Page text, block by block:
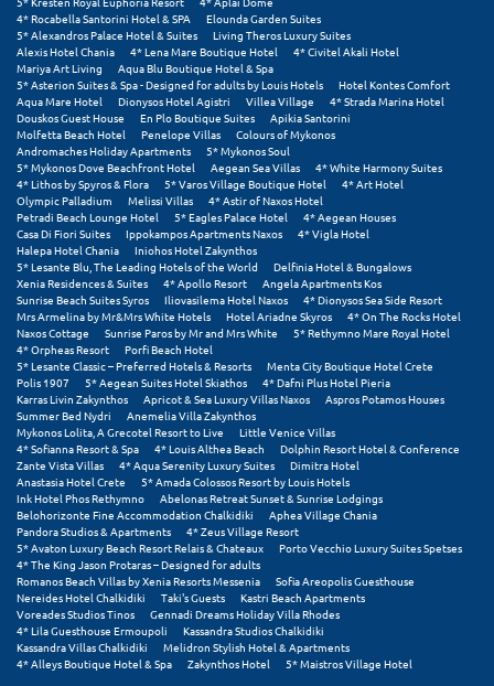
Μουζάκι
Μπαλί Κρήτης
Μπάνσκο
Μπούκα Μεσσηνίας
Μύκονος
Μυστράς
Μυτιλήνη
Ν
Νάξος
Νάουσα
Ναυπακτία
Ναύπλιο
Νέα Μάκρη
Νέα Στύρα Εύβοιας
Νέοι Πόροι Πιερίας
4* Rocabella Santorini Hotel & SPA
Elounda Garden Suites
5* Alexandros Palace Hotel & Suites
Living Theros Luxury Suites
Alexis Hotel Chania
4* Lena Mare Boutique Hotel
4* Civitel Akali Hotel
Mariya Art Living
Aqua Blu Boutique Hotel & Spa
5* Asterion Suites & Spa - Designed for adults by Louis Hotels
Hotel Kontes Comfort
Aqua Mare Hotel
Dionysos Hotel Agistri Villea Village
4* Strada Marina Hotel
Douskos Guest House
En Plo Boutique Suites
Apikia Santorini
Molfetta Beach Hotel
Penelope Villas
Colours of Mykonos
Andromaches Holiday Apartments
5* Mykonos Soul
5* Mykonos Dove Beachfront Hotel
Aegean Sea Villas
4* White Harmony Suites
4* Lithos by Spyros & Flora
5* Varos Village Boutique Hotel
4* Art Hotel
Olympic Palladium
Melissi Villas
4* Astir of Naxos Hotel
Petradi Beach Lounge Hotel
5* Eagles Palace Hotel
4* Aegean Houses
Casa Di Fiori Suites
Ippokampos Apartments Naxos
4* Vigla Hotel
Halepa Hotel Chania
Iniohos Hotel Zakynthos
5* Lesante Blu, The Leading Hotels of the World
Delfinia Hotel & Bungalows
Xenia Residences & Suites
4* Apollo Resort
Angela Apartments Kos
Sunrise Beach Suites Syros
Iliovasilema Hotel Naxos
4* Dionysos Sea Side Resort
Mrs Armelina by Mr&Mrs White Hotels
Hotel Ariadne Skyros
4* On The Rocks Hotel
Naxos Cottage
Sunrise Paros by Mr and Mrs White
5* Rethymno Mare Royal Hotel
4* Orpheas Resort
Porfi Beach Hotel
5* Lesante Classic – Preferred Hotels & Resorts
Menta City Boutique Hotel Crete
Polis 1907
5* Aegean Suites Hotel Skiathos
4* Dafni Plus Hotel Pieria
Karras Livin Zakynthos
Apricot & Sea Luxury Villas Naxos
Aspros Potamos Houses
Summer Bed Nydri
Anemelia Villa Zakynthos
Mykonos Lolita, A Grecotel Resort to Live
Little Venice Villas
4* Sofianna Resort & Spa
4* Louis Althea Beach
Dolphin Resort Hotel & Conference
Zante Vista Villas
4* Aqua Serenity Luxury Suites
Dimitra Hotel
Anastasia Hotel Crete
5* Amada Colossos Resort by Louis Hotels
Ink Hotel Phos Rethymno
Abelonas Retreat Sunset & Sunrise Lodgings
Belohorizonte Fine Accommodation Chalkidiki
Aphea Village Chania
Pandora Studios & Apartments
4* Zeus Village Resort
5* Avaton Luxury Beach Resort Relais & Chateaux
Porto Vecchio Luxury Suites Spetses
4* The King Jason Protaras – Designed for adults
Romanos Beach Villas by Xenia Resorts Messenia
Sofia Areopolis Guesthouse
Nereides Hotel Chalkidiki
Taki's Guests
Kastri Beach Apartments
Voreades Studios Tinos
Gennadi Dreams Holiday Villa Rhodes
4* Lila Guesthouse Ermoupoli
Kassandra Studios Chalkidiki
Kassandra Villas Chalkidiki
Melidron Stylish Hotel & Apartments
4* Alleys Boutique Hotel & Spa
Zakynthos Hotel 5* Maistros Village Hotel